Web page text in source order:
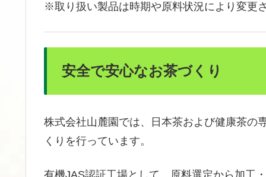
※取り扱い製品は時期や原料状況により変更
安全で安心なお茶づくり
株式会社山麓園では、日本茶および健康茶の
くりを行っています。